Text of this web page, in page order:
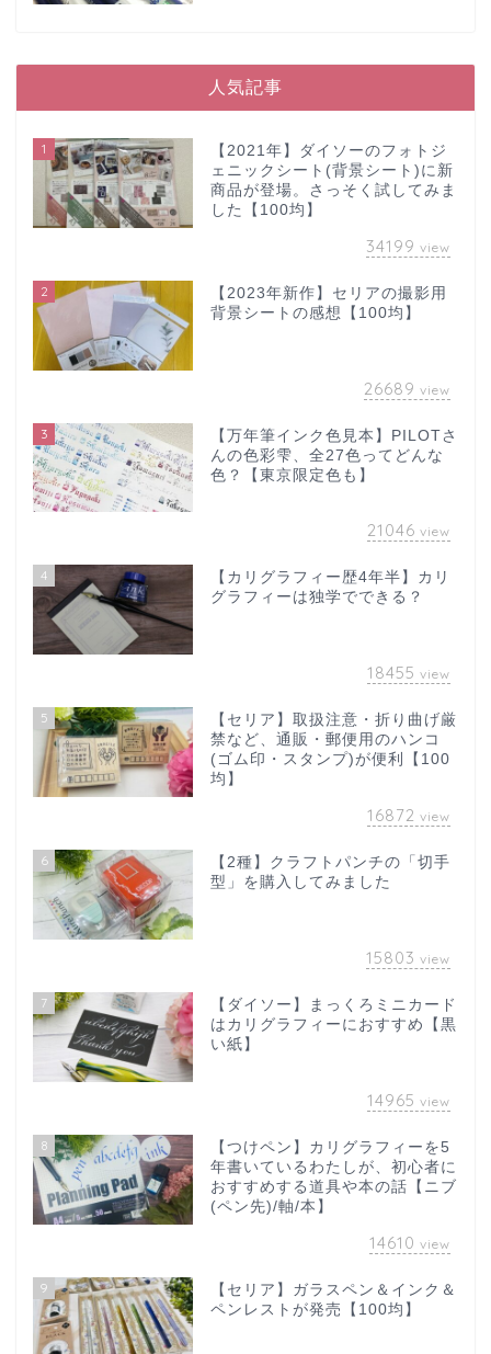
人気記事
1
【2021年】ダイソーのフォトジ
ェニックシート(背景シート)に新
商品が登場。さっそく試してみま
した【100均】
34199 view
2
【2023年新作】セリアの撮影用
背景シートの感想【100均】
26689 view
3
【万年筆インク色見本】PILOTさ
んの色彩雫、全27色ってどんな
色？【東京限定色も】
21046 view
4
【カリグラフィー歴4年半】カリ
グラフィーは独学でできる？
18455 view
5
【セリア】取扱注意・折り曲げ厳
禁など、通販・郵便用のハンコ
(ゴム印・スタンプ)が便利【100
均】
16872 view
6
【2種】クラフトパンチの「切手
型」を購入してみました
15803 view
7
【ダイソー】まっくろミニカード
はカリグラフィーにおすすめ【黒
い紙】
14965 view
8
【つけペン】カリグラフィーを5
年書いているわたしが、初心者に
おすすめする道具や本の話【ニブ
(ペン先)/軸/本】
14610 view
9
【セリア】ガラスペン＆インク＆
ペンレストが発売【100均】